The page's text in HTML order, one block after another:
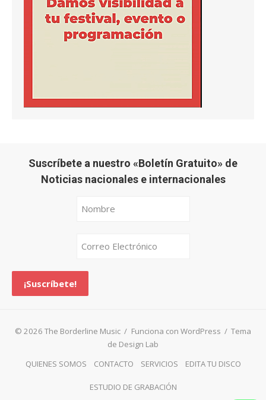
Suscríbete a nuestro «Boletín Gratuito» de
Noticias nacionales e internacionales
© 2026 The Borderline Music / Funciona con WordPress / Tema
de Design Lab
QUIENES SOMOS
CONTACTO SERVICIOS EDITA TU DISCO
ESTUDIO DE GRABACIÓN